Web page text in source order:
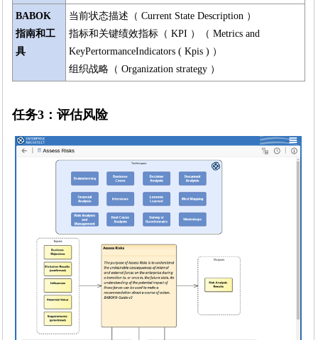
BABOK
指南和工
具
当前状态描述（ Current State Description ）
指标和关键绩效指标（ KPI ）（ Metrics and
KeyPertormanceIndicators ( Kpis ) ）
组织战略（ Organization strategy ）
任务3：评估风险